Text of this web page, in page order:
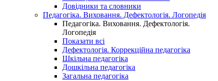
Довідники та словники
Педагогіка. Виховання. Дефектологія. Логопедія
Педагогіка. Виховання. Дефектологія.
Логопедія
Показати всі
Дефектологія. Коррекційна педагогіка
Шкільна педагогіка
Дошкільна педагогіка
Загальна педагогіка